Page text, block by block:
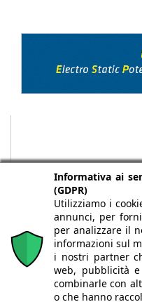
Chi siamo Autori
Informativa ai
(GDPR)
Utilizziamo i
annunci, per
per analizzare il
informazioni sul
i nostri partner
web, pubblicità
combinarle con
o che hanno